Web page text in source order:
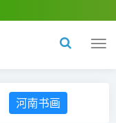
切
河南书画